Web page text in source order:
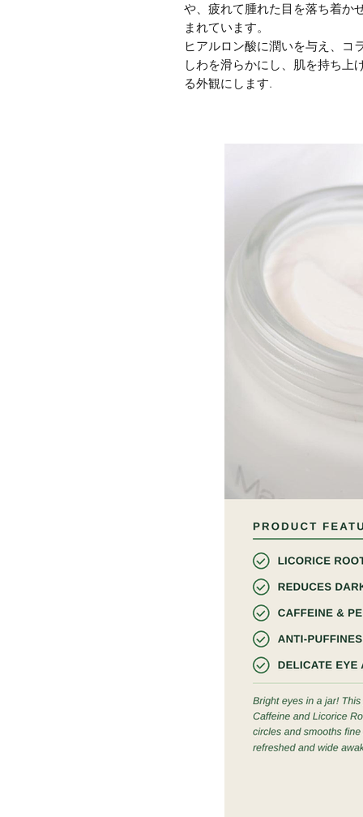
や、疲れて腫れた目を落ち着か
まれています。
ヒアルロン酸に潤いを与え、コ
しわを滑らかにし、肌を持ち上
る外観にします.